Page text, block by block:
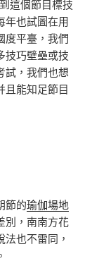
這個節目標技
年也試圖在用
度平臺，我們
技巧壁壘或技
試，我們也想
且能知足節目
節的瑜伽場地
別，南南方花
也不雷同，